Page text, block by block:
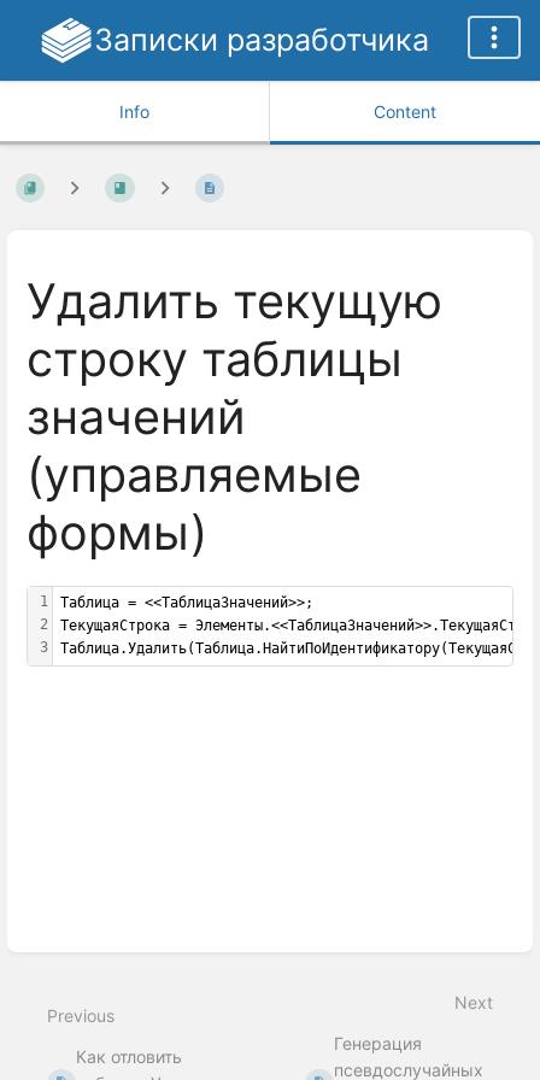
Записки разработчика
Info Content
Удалить текущую
строку таблицы
значений
(управляемые
формы)
1
2
3
Таблица = <<ТаблицаЗначений>>;
ТекущаяСтрока =
Previous
Как отловить
Next
Генерация
псевдослучайных